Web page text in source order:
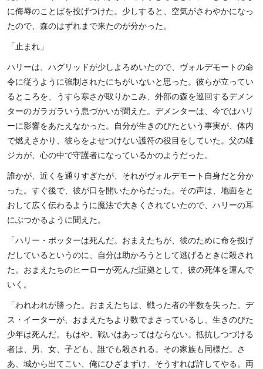
に侮辱のことばを投げつけた。少しすると、空気がさわやかになっ
たので、森のはずれまで来たのが分かった。
「止まれ」
ハリーは、ハグリッドが少しよろめいたので、ヴォルデモートの命
令に従うように強制されたにちがいないと思った。彼らが立ってい
るところを、うすら寒さが取りかこみ、外部の森を巡回するデメン
ターのガラガラいう息づかいが聞えた。デメンターは、今ではハリ
ーに影響をあたえなかった。自分が生きのびたという事実が、体内
で燃えさかり、彼らをよせつけない護符の役目をしていた。父の雄
ジカが、心の中で守護者になっているかのようだった。
誰かが、近くを通りすぎたが、それがヴォルデモート自身だと分か
った。すぐ後で、彼が口を開いたからだった。その声は、地面をと
おして広く伝わるように魔法で大きくされていたので、ハリーの耳
にぶつかるように聞えた。
「ハリー・ポッターは死んだ。おまえたちが、彼のために命を投げ
だしているというのに、自分は助かろうとして逃げるときに殺され
た。おまえたちのヒーローが死んだ証拠として、彼の死体を運んで
いく。
「われわれが勝った。おまえたちは、戦った者の半数を失った。デ
ス・イーターが、おまえたちより数でまさっているし、生きのびた
少年は死んだ。もはや、戦いはあってはならない。抵抗しつづける
者は、男、女、子ども、誰でも殺される。その家族も同様だ。さ
あ、城から出てこい、俺にひざまずけ、そうすれば許してやる。両